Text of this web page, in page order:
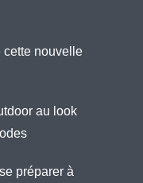
cette nouvelle
au look
préparer à